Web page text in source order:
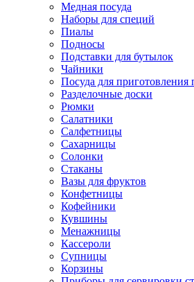
Медная посуда
Наборы для специй
Пиалы
Подносы
Подставки для бутылок
Чайники
Посуда для
Разделочные доски
Рюмки
Салатники
Салфетницы
Сахарницы
Солонки
Стаканы
Вазы для фруктов
Конфетницы
Кофейники
Кувшины
Менажницы
Кассероли
Супницы
Корзины